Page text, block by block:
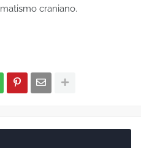
craniano.